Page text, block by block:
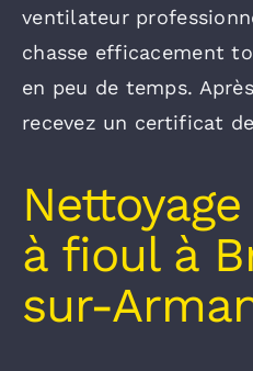
ventilateur
chasse efficacement
en peu de temps.
recevez un certificat
à fioul à
sur-